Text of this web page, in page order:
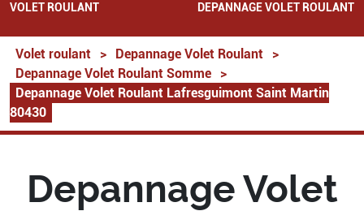
VOLET ROULANT DEPANNAGE VOLET ROULANT
Volet roulant > Depannage Volet Roulant
>
Depannage Volet Roulant Somme
>
Depannage Volet Roulant Lafresguimont Saint Martin
80430
Depannage Volet